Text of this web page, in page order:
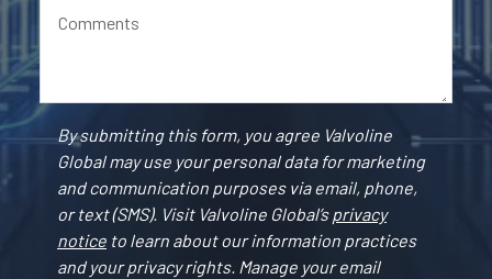
Comments
By submitting this form, you agree Valvoline
Global may use your personal data for marketing
and communication purposes via email, phone,
or text (SMS). Visit Valvoline Global’sprivacy
notice to learn about our information practices
and your privacy rights. Manage your email